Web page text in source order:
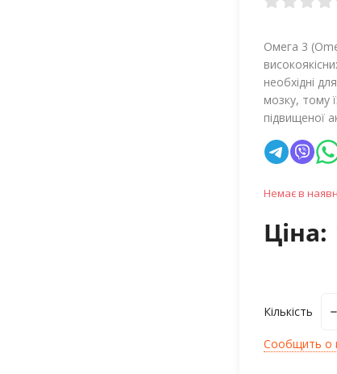
Омега 3
необхідні
мозку, тому
підвищеної
Немає в
Ціна:
Кількість
Сообщить о